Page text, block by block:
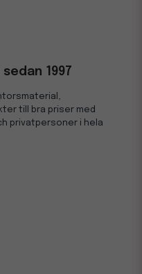
1997
till bra priser med
privatpersoner i hela